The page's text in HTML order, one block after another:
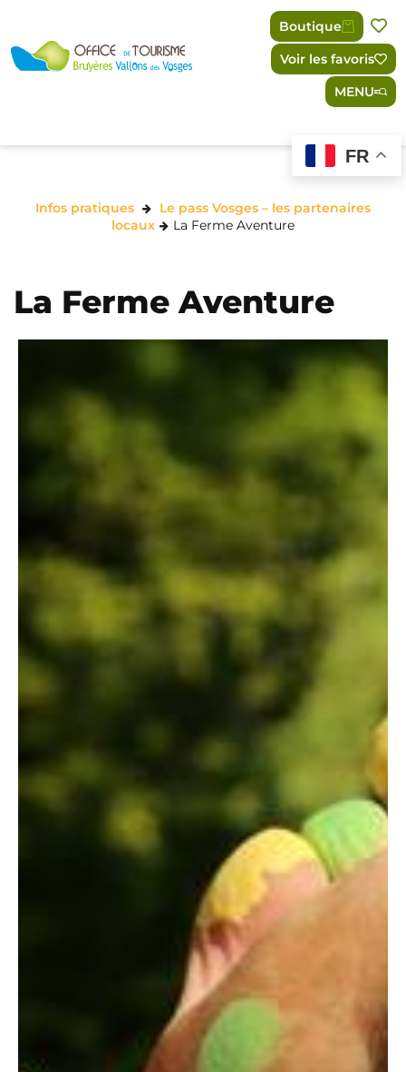
Boutique
Voir les favoris
MENU
FR
Infos pratiques
Le pass Vosges – les partenaires
locaux
La Ferme Aventure
La Ferme Aventure